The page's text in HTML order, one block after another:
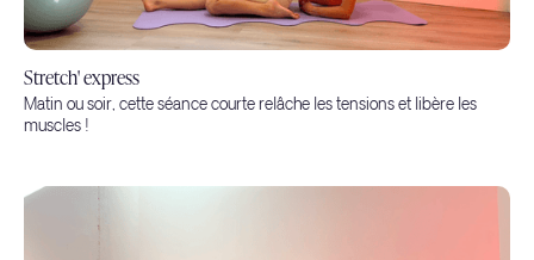
Stretch' express
Matin ou soir, cette séance courte relâche les tensions et libère les
muscles !